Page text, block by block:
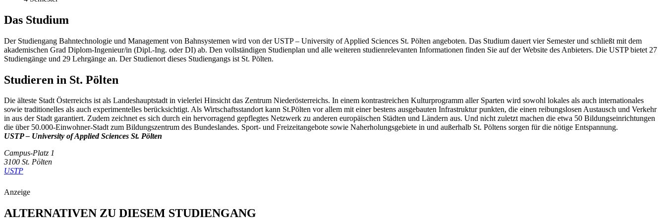
Das Studium
Der Studiengang Bahntechnologie und Management von Bahnsystemen wird von der USTP – University of Applied Sciences St. Pölten angeboten. Das Studium dauert vier Semester und schließt mit dem
akademischen Grad Diplom-Ingenieur/in (Dipl.-Ing. oder DI) ab. Den vollständigen Studienplan und alle weiteren studienrelevanten Informationen finden Sie auf der Website des Anbieters. Die USTP bietet 27
Studiengänge und 29 Lehrgänge an. Der Studienort dieses Studiengangs ist St. Pölten.
Studieren in St. Pölten
Die älteste Stadt Österreichs ist als Landeshauptstadt in vielerlei Hinsicht das Zentrum Niederösterreichs. In einem kontrastreichen Kulturprogramm aller Sparten wird sowohl lokales als auch internationales
sowie traditionelles als auch experimentelles berücksichtigt. Als Wirtschaftsstandort kann St.Pölten vor allem mit einer bestens ausgebauten Infrastruktur punkten, die einen reibungslosen Austausch und Verkehr
in aus der Stadt garantiert. Zudem zeichnet es sich durch ein hervorragend gepflegtes Netzwerk zu anderen europäischen Städten und Ländern aus. Und nicht zuletzt machen die etwa 50 Bildungseinrichtungen
die über 50.000-Einwohner-Stadt zum Bildungszentrum des Bundeslandes. Sport- und Freizeitangebote sowie Naherholungsgebiete in und außerhalb St. Pöltens sorgen für die nötige Entspannung.
USTP – University of Applied Sciences St. Pölten
Campus-Platz 1
3100 St. Pölten
USTP
Anzeige
ALTERNATIVEN ZU DIESEM STUDIENGANG